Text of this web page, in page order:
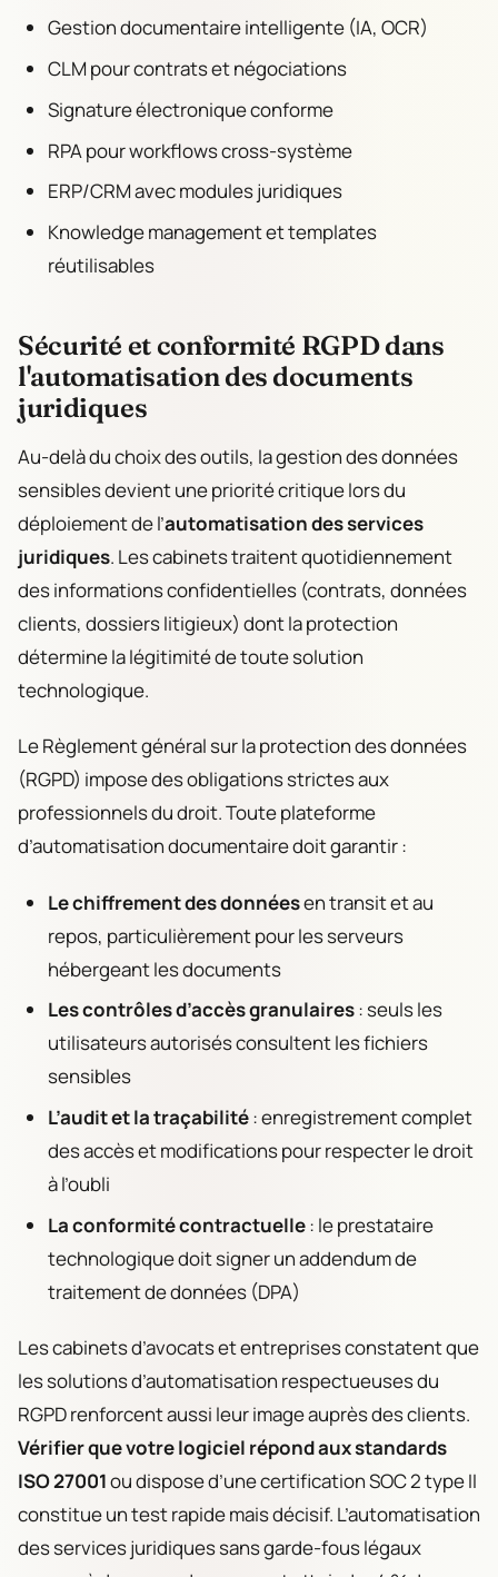
Gestion documentaire intelligente (IA, OCR)
CLM pour contrats et négociations
Signature électronique conforme
RPA pour workflows cross-système
ERP/CRM avec modules juridiques
Knowledge management et templates
réutilisables
Sécurité et conformité RGPD dans
l'automatisation des documents
juridiques
Au-delà du choix des outils, la gestion des données
sensibles devient une priorité critique lors du
déploiement de l’automatisation des services
juridiques. Les cabinets traitent quotidiennement
des informations confidentielles (contrats, données
clients, dossiers litigieux) dont la protection
détermine la légitimité de toute solution
technologique.
Le Règlement général sur la protection des données
(RGPD) impose des obligations strictes aux
professionnels du droit. Toute plateforme
d’automatisation documentaire doit garantir :
Le chiffrement des donnéesen transit et au
repos, particulièrement pour les serveurs
hébergeant les documents
Les contrôles d’accès granulaires: seuls les
utilisateurs autorisés consultent les fichiers
sensibles
L’audit et la traçabilité: enregistrement complet
des accès et modifications pour respecter le droit
à l’oubli
La conformité contractuelle: le prestataire
technologique doit signer un addendum de
traitement de données (DPA)
Les cabinets d’avocats et entreprises constatent que
les solutions d’automatisation respectueuses du
RGPD renforcent aussi leur image auprès des clients.
Vérifier que votre logiciel répond aux standards
ISO 27001ou dispose d’une certification SOC 2 type II
constitue un test rapide mais décisif. L’automatisation
des services juridiques sans garde-fous légaux